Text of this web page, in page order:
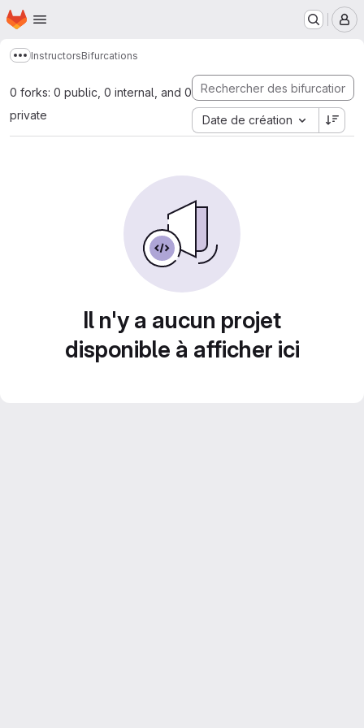
Passer au contenu principal
Page d'accueil
Afficher davantage de fils d'Ariane
InstructorsBifurcations
0 forks: 0 public, 0 internal, and 0
private
Date de création
Il n'y a aucun projet
disponible à afficher ici